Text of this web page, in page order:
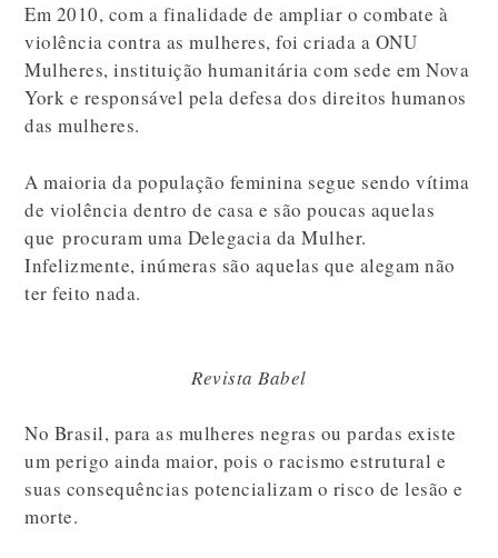
Em 2010, com a finalidade de ampliar o combate à
violência contra as mulheres, foi criada a ONU
Mulheres, instituição humanitária com sede em Nova
York e responsável pela defesa dos direitos humanos
das mulheres.
A maioria da população feminina segue sendo vítima
de violência dentro de casa e são poucas aquelas
que procuram uma Delegacia da Mulher.
Infelizmente, inúmeras são aquelas que alegam não
ter feito nada.
Revista Babel
No Brasil, para as mulheres negras ou pardas existe
um perigo ainda maior, pois o racismo estrutural e
suas consequências potencializam o risco de lesão e
morte.